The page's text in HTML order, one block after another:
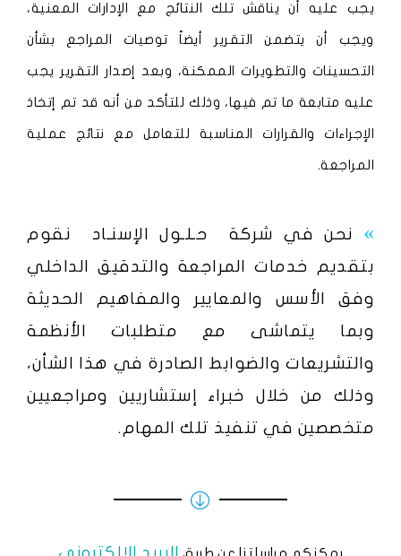
يجب عليه أن يناقش تلك النتائج مع الإدارات المعنية،
ويجب أن يتضمن التقرير أيضاً توصيات المراجع بشأن
التحسينات والتطويرات الممكنة، وبعد إصدار التقرير يجب
عليه متابعة ما تم فيها، وذلك للتأكد من أنه قد تم إتخاذ
الإجراءات والقرارات المناسبة للتعامل مع نتائج عملية
المراجعة.
» نحن في شركة حـلـول الإسنـاد
نقوم
بتقديم خدمات المراجعة والتدقيق الداخلي
وفق الأسس والمعايير والمفاهيم الحديثة
وبما يتماشى مع متطلبات الأنظمة
والتشريعات والضوابط الصادرة في هذا الشأن،
وذلك من خلال خبراء إستشاريين ومراجعيين
متخصصين في تنفيذ تلك المهام.